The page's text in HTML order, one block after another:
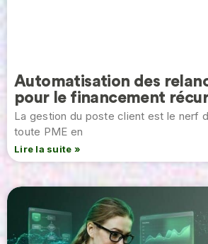
Automatisation des
pour le financement
La gestion du poste client est le nerf
toute PME en
Lire la suite »